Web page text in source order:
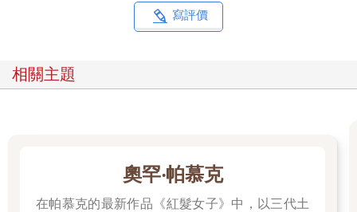
找一個和你同學年的好學生當朋友，你可以向他借筆記，考試的
時候也可以坐在他隔壁。學校裡的好朋友只要這兩人就夠了，不
不得的事，借錢給別人也不行，寧可餓死也不要借錢，再說世間
借錢的男人，因為向你借錢而讓自己受辱，所以想拖你下水，一
定會在背地裡說你壞話。也就是說，借貸是不和的根基。如果不
能果斷地向借錢的人說出：「我不想做出傷害彼此友誼的事，所
寫評價
相關主題
奧罕‧帕慕克
在帕慕克的最新作品《紅髮女子》中，以三代土